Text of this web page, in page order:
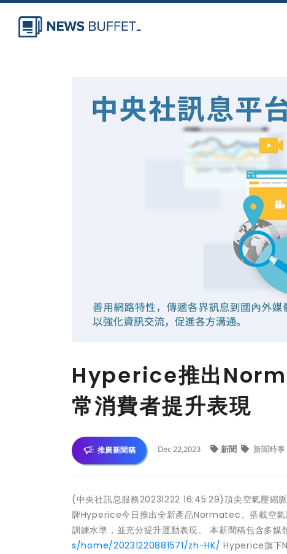
Hyperice推出
常消費者提升表現
推廣新聞稿 Dec 22,2023 新聞 新聞時事
(中央社訊息服務20231222 16:45:29)頂尖空氣壓
牌Hyperice今日推出全新產品Normatec。搭載空
訓練水準，並充分提升運動表現。 本新聞稿包含多媒
s/home/20231220881571/zh-HK/ Hyperice旗下